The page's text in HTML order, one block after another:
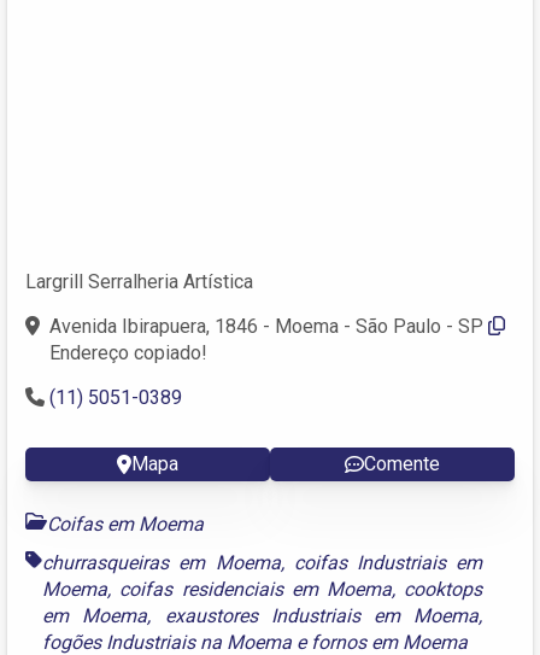
Largrill Serralheria Artística
Avenida Ibirapuera, 1846 - Moema - São Paulo - SP
Endereço copiado!
(11) 5051-0389
Mapa Comente
Coifas em Moema
churrasqueiras em Moema, coifas Industriais em
Moema, coifas residenciais em Moema, cooktops
em Moema, exaustores Industriais em Moema,
fogões Industriais na Moema e fornos em Moema